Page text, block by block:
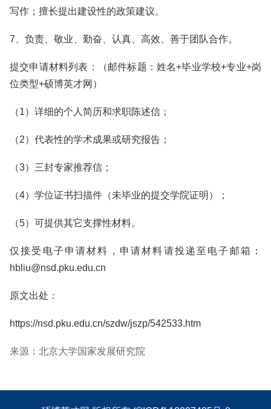
写作；擅长提出建设性的政策建议。
7、负责、敬业、勤奋、认真、高效、善于团队合作。
提交申请材料列表：（邮件标题：姓名+毕业学校+专业+岗
位类型+硕博英才网）
（1）详细的个人简历和求职陈述信；
（2）代表性的学术成果或研究报告；
（3）三封专家推荐信；
（4）学位证书扫描件（未毕业的提交学院证明）；
（5）可提供其它支撑性材料。
仅接受电子申请材料，申请材料请投递至电子邮箱：
hbliu@nsd.pku.edu.cn
原文出处：
https://nsd.pku.edu.cn/szdw/jszp/542533.htm
来源：北京大学国家发展研究院